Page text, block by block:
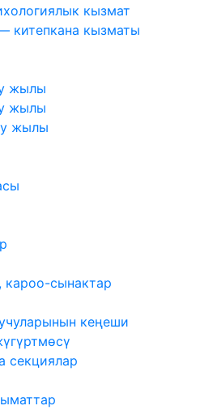
кызмат
китепкана кызматы
жылы
жылы
жылы
сынактар
кеңеши
секциялар